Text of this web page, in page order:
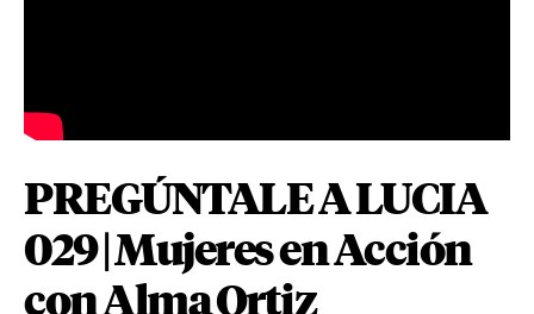
PREGÚNTALE A LUCIA
029 | Mujeres en Acción
con Alma Ortiz